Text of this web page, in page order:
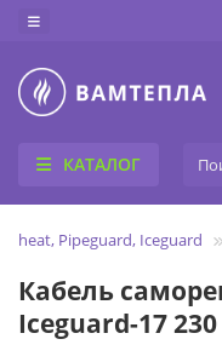
КАТАЛОГ
Pipeguard, Iceguard
Кабель
Iceguard-17